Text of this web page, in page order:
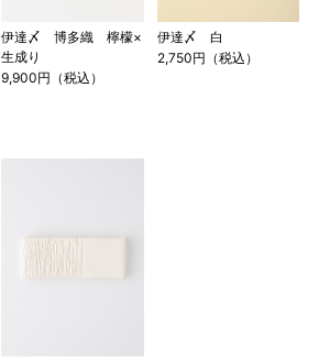
伊達〆 博多織 檸檬×
生成り
9,900円（税込）
伊達〆 白
2,750円（税込）